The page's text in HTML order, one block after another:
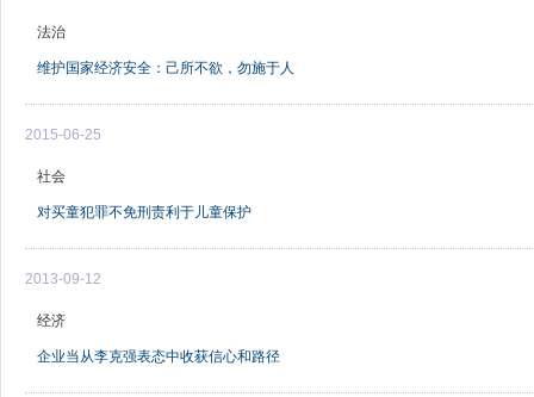
法治
维护国家经济安全：己所不欲，勿施于人
2015-06-25
社会
对买童犯罪不免刑责利于儿童保护
2013-09-12
经济
企业当从李克强表态中收获信心和路径